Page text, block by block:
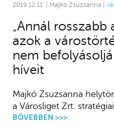
2019.12.11. | Majkó Zsuzsanna |
„Annál rosszabb
azok a
nem
híveit
Majkó Zsuzsanna
a Városliget Zrt.
BŐVEBBEN >>>